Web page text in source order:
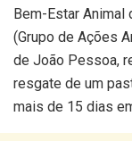
Bem-Estar Animal
(Grupo de Ações
de João Pessoa,
resgate de um
mais de 15 dias